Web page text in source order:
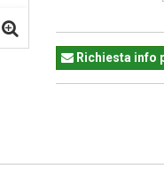
Richiesta info